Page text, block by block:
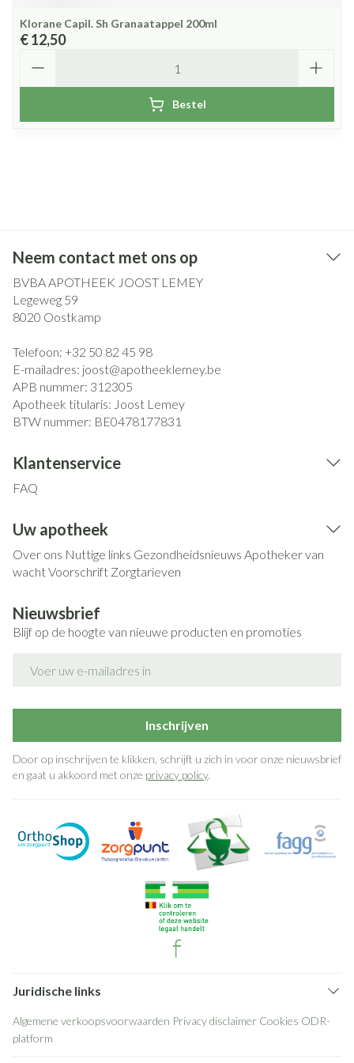
Klorane Capil. Sh Granaatappel 200ml
€ 12,50
Bestel
Neem contact met ons op
BVBA APOTHEEK JOOST LEMEY
Legeweg 59
8020 Oostkamp
Telefoon: +32 50 82 45 98
E-mailadres: joost@apotheeklemey.be
APB nummer: 312305
Apotheek titularis: Joost Lemey
BTW nummer: BE0478177831
Klantenservice
FAQ
Uw apotheek
Over ons Nuttige links Gezondheidsnieuws Apotheker van
wachtVoorschrift Zorgtarieven
Nieuwsbrief
Blijf op de hoogte van nieuwe producten en promoties
Inschrijven
Door op inschrijven te klikken, schrijft u zich in voor onze nieuwsbrief
en gaat u akkoord met onze privacy policy.
Juridische links
Algemene verkoopsvoorwaarden Privacy disclaimer Cookies ODR-
platform